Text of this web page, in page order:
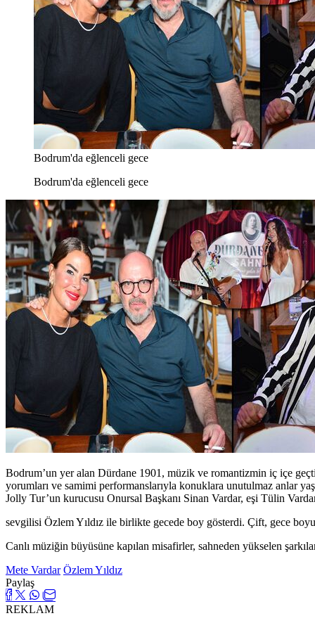
Bodrum'da eğlenceli gece
Bodrum'da eğlenceli gece
Bodrum’un yer alan Dürdane 1901, müzik ve romantizmin iç içe
yorumları ve samimi performanslarıyla konuklara unutulmaz anlar
Jolly Tur’un kurucusu Onursal Başkanı Sinan Vardar, eşi Tülin
sevgilisi Özlem Yıldız ile birlikte gecede boy gösterdi. Çift, gece
Canlı müziğin büyüsüne kapılan misafirler, sahneden yükselen
Mete Vardar Özlem Yıldız
Paylaş
REKLAM